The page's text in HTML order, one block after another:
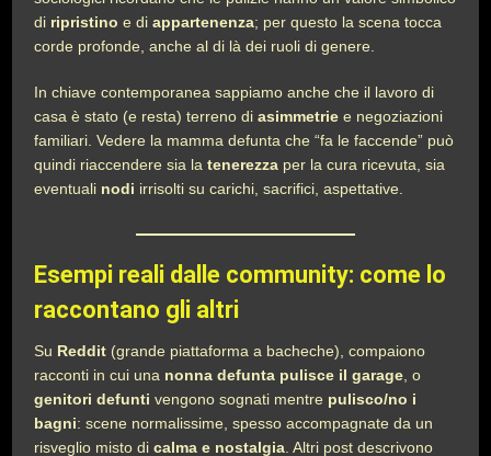
di ripristino e diappartenenza; per questo la scena tocca
corde profonde, anche al di là dei ruoli di genere.
In chiave contemporanea sappiamo anche che il lavoro di
casa è stato (e resta) terreno diasimmetrie e negoziazioni
familiari. Vedere la mamma defunta che “fa le faccende” può
quindi riaccendere sia latenerezza per la cura ricevuta, sia
eventuali nodi irrisolti su carichi, sacrifici, aspettative.
Esempi reali dalle community: come lo
raccontano gli altri
Su Reddit (grande piattaforma a bacheche), compaiono
racconti in cui una nonna defunta pulisce il garage , o
genitori defunti vengono sognati mentre pulisco/no i
bagni: scene normalissime, spesso accompagnate da un
risveglio misto dicalma e nostalgia . Altri post descrivono